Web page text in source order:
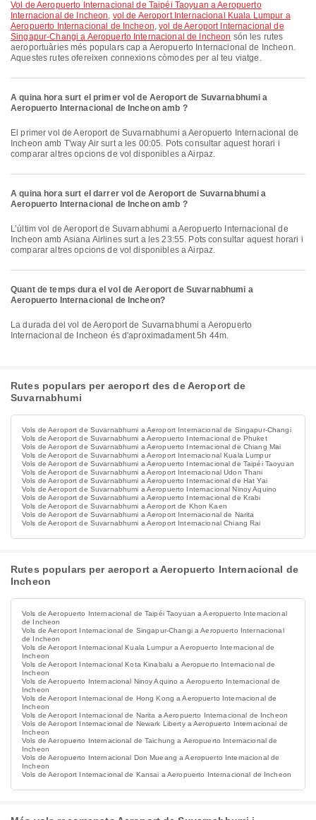
vol de Aeropuerto Internacional de Taipéi Taoyuan a Aeropuerto
Internacional de Incheon, vol de Aeroport Internacional Kuala Lumpur a
Aeropuerto Internacional de Incheon,vol de Aeroport Internacional de
Singapur-Changi a Aeropuerto Internacional de Incheon són les rutes
aeroportuàries més populars cap a Aeropuerto Internacional de Incheon.
Aquestes rutes ofereixen connexions còmodes per al teu viatge.
A quina hora surt el primer vol de Aeroport de Suvarnabhumi a
Aeropuerto Internacional de Incheon amb ?
El primer vol de Aeroport de Suvarnabhumi a Aeropuerto Internacional de
Incheon amb T'way Air surt a les 00:05. Pots consultar aquest horari i
comparar altres opcions de vol disponibles a Airpaz.
A quina hora surt el darrer vol de Aeroport de Suvarnabhumi a
Aeropuerto Internacional de Incheon amb ?
L’últim vol de Aeroport de Suvarnabhumi a Aeropuerto Internacional de
Incheon amb Asiana Airlines surt a les 23:55. Pots consultar aquest horari i
comparar altres opcions de vol disponibles a Airpaz.
Quant de temps dura el vol de Aeroport de Suvarnabhumi a
Aeropuerto Internacional de Incheon?
La durada del vol de Aeroport de Suvarnabhumi a Aeropuerto
Internacional de Incheon és d'aproximadament 5h 44m.
Rutes populars per aeroport des de Aeroport de
Suvarnabhumi
Vols de Aeroport de Suvarnabhumi a Aeroport Internacional de Singapur-Changi
Vols de Aeroport de Suvarnabhumi a Aeropuerto Internacional de Phuket
Vols de Aeroport de Suvarnabhumi a Aeropuerto Internacional de Chiang Mai
Vols de Aeroport de Suvarnabhumi a Aeroport Internacional Kuala Lumpur
Vols de Aeroport de Suvarnabhumi a Aeropuerto Internacional de Taipéi Taoyuan
Vols de Aeroport de Suvarnabhumi a Aeroport Internacional Udon Thani
Vols de Aeroport de Suvarnabhumi a Aeropuerto Internacional de Hat Yai
Vols de Aeroport de Suvarnabhumi a Aeropuerto Internacional Ninoy Aquino
Vols de Aeroport de Suvarnabhumi a Aeropuerto Internacional de Krabi
Vols de Aeroport de Suvarnabhumi a Aeroport de Khon Kaen
Vols de Aeroport de Suvarnabhumi a Aeroport Internacional de Narita
Vols de Aeroport de Suvarnabhumi a Aeroport Internacional Chiang Rai
Rutes populars per aeroport a Aeropuerto Internacional de
Incheon
Vols de Aeropuerto Internacional de Taipéi Taoyuan a Aeropuerto Internacional
de Incheon
Vols de Aeroport Internacional de Singapur-Changi a Aeropuerto Internacional
de Incheon
Vols de Aeroport Internacional Kuala Lumpur a Aeropuerto Internacional de
Incheon
Vols de Aeroport Internacional Kota Kinabalu a Aeropuerto Internacional de
Incheon
Vols de Aeropuerto Internacional Ninoy Aquino a Aeropuerto Internacional de
Incheon
Vols de Aeroport Internacional de Hong Kong a Aeropuerto Internacional de
Incheon
Vols de Aeroport Internacional de Narita a Aeropuerto Internacional de Incheon
Vols de Aeroport Internacional de Newark Liberty a Aeropuerto Internacional de
Incheon
Vols de Aeropuerto Internacional de Taichung a Aeropuerto Internacional de
Incheon
Vols de Aeropuerto Internacional Don Mueang a Aeropuerto Internacional de
Incheon
Vols de Aeroport Internacional de Kansai a Aeropuerto Internacional de Incheon